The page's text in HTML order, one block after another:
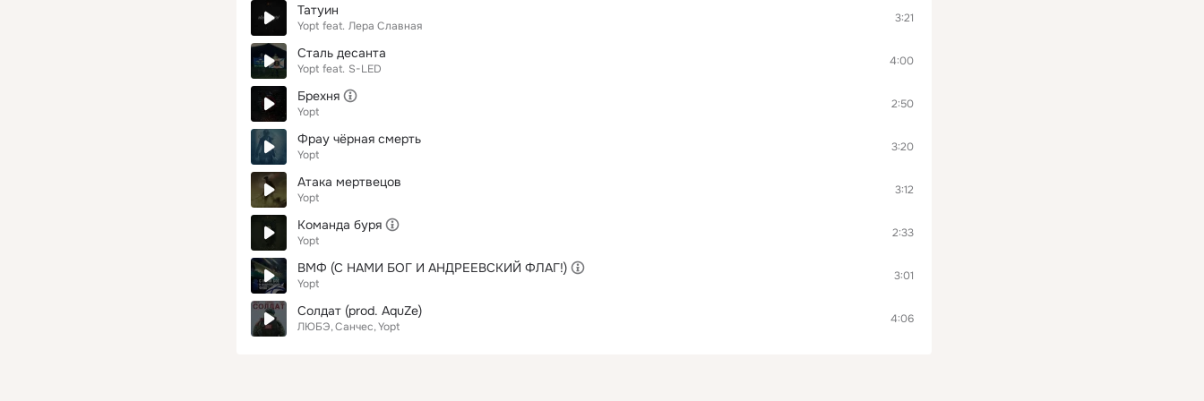
Татуин
Yopt feat. Лера Славная
3:21
Сталь десанта
Yopt feat. S-LED
4:00
Брехня
Yopt
2:50
Фрау чёрная смерть
Yopt
3:20
Атака мертвецов
Yopt
3:12
Команда буря
Yopt
2:33
ВМФ (С НАМИ БОГ И АНДРЕЕВСКИЙ ФЛАГ!)
Yopt
3:01
Солдат (prod. AquZe)
ЛЮБЭ Санчес Yopt
4:06